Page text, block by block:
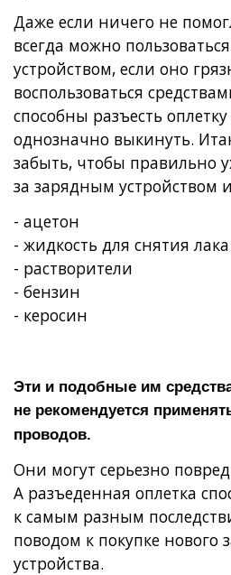
Даже если ничего не
всегда можно
устройством, если оно
воспользоваться
способны разъесть
однозначно выкинуть.
забыть, чтобы правильно
за зарядным устройством
- ацетон
- жидкость для снятия лака
- растворители
- бензин
- керосин
Эти и подобные им
не рекомендуется
проводов.
Они могут серьезно
А разъеденная оплетка
к самым разным
поводом к покупке нового
устройства.